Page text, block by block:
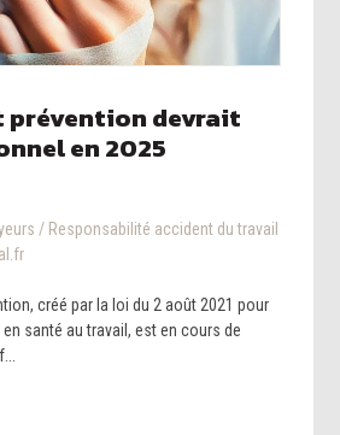
prévention devrait
en 2025
/ Responsabilité accident du travail
créé par la loi du 2 août 2021 pour
santé au travail, est en cours de